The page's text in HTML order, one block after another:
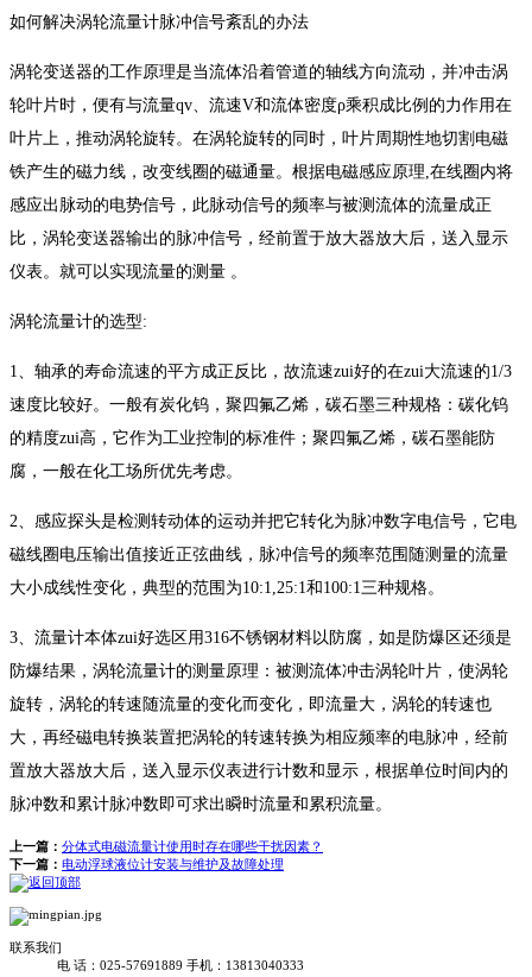
如何解决涡轮流量计脉冲信号紊乱的办法
涡轮变送器的工作原理是当流体沿着管道的轴线方向流动，并冲击涡
轮叶片时，便有与流量qv、流速V和流体密度ρ乘积成比例的力作用在
叶片上，推动涡轮旋转。在涡轮旋转的同时，叶片周期性地切割电磁
铁产生的磁力线，改变线圈的磁通量。根据电磁感应原理,在线圈内将
感应出脉动的电势信号，此脉动信号的频率与被测流体的流量成正
比，涡轮变送器输出的脉冲信号，经前置于放大器放大后，送入显示
仪表。就可以实现流量的测量 。
涡轮流量计的选型:
1、轴承的寿命流速的平方成正反比，故流速zui好的在zui大流速的1/3
速度比较好。一般有炭化钨，聚四氟乙烯，碳石墨三种规格：碳化钨
的精度zui高，它作为工业控制的标准件；聚四氟乙烯，碳石墨能防
腐，一般在化工场所优先考虑。
2、感应探头是检测转动体的运动并把它转化为脉冲数字电信号，它电
磁线圈电压输出值接近正弦曲线，脉冲信号的频率范围随测量的流量
大小成线性变化，典型的范围为10:1,25:1和100:1三种规格。
3、流量计本体zui好选区用316不锈钢材料以防腐，如是防爆区还须是
防爆结果，涡轮流量计的测量原理：被测流体冲击涡轮叶片，使涡轮
旋转，涡轮的转速随流量的变化而变化，即流量大，涡轮的转速也
大，再经磁电转换装置把涡轮的转速转换为相应频率的电脉冲，经前
置放大器放大后，送入显示仪表进行计数和显示，根据单位时间内的
脉冲数和累计脉冲数即可求出瞬时流量和累积流量。
上一篇： 分体式电磁流量计使用时存在哪些干扰因素？
下一篇： 电动浮球液位计安装与维护及故障处理
联系我们
电 话：025-57691889 手机：13813040333